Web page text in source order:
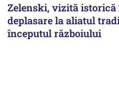
Zelenski, vizită istorică
deplasare la aliatul
începutul războiului